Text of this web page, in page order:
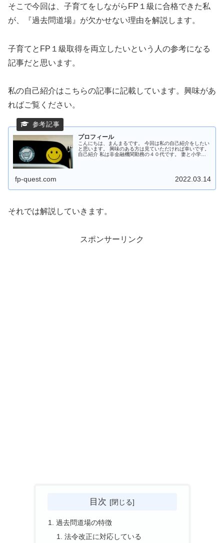
そこで今回は、子育てをしながらFP１級に合格できた私
が、『過去問道場』が欠かせない理由を解説します。
子育てとFP１級取得を両立したいという人の参考になる
記事だと思います。
私の自己紹介はこちらの記事に記載しています。興味があ
ればご覧ください。
プロフィール
こんにちは、まんまるです。 今回は私の自己紹介をしたい
と思います。 興味のある方は見ていただければ幸いです。
自己紹介 私は非金融機関勤務の４０代です。 妻と小学校
fp-quest.com 2022.03.14
それでは解説していきます。
スポンサーリンク
目次
過去問道場の特徴
法令改正に対応している